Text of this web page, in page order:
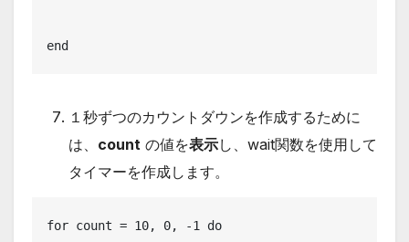
end
１秒ずつのカウントダウンを作成するために
は、 count の値を表示し、wait関数を使用して
タイマーを作成します。
for count = 10, 0, -1 do